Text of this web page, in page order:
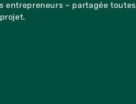
entrepreneurs – partagée toutes